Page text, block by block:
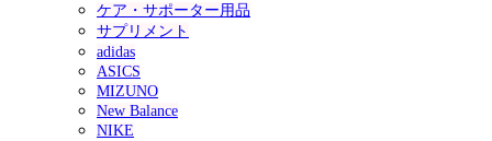
ケア・サポーター用品
サプリメント
adidas
ASICS
MIZUNO
New Balance
NIKE